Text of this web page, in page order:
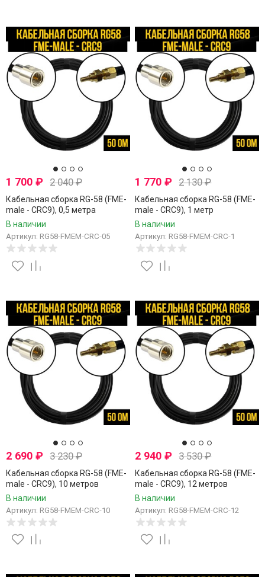
1 700 ₽ 2 040₽
Кабельная сборка RG-58 (FME-
male - CRC9), 0,5 метра
В наличии
Артикул: RG58-FMEM-CRC-05
1 770₽ 2 130₽
Кабельная сборка RG-58 (FME-
male - CRC9), 1 метр
В наличии
Артикул: RG58-FMEM-CRC-1
2 690 ₽ 3 230₽
Кабельная сборка RG-58 (FME-
male - CRC9), 10 метров
В наличии
Артикул: RG58-FMEM-CRC-10
2 940₽ 3 530₽
Кабельная сборка RG-58 (FME-
male - CRC9), 12 метров
В наличии
Артикул: RG58-FMEM-CRC-12